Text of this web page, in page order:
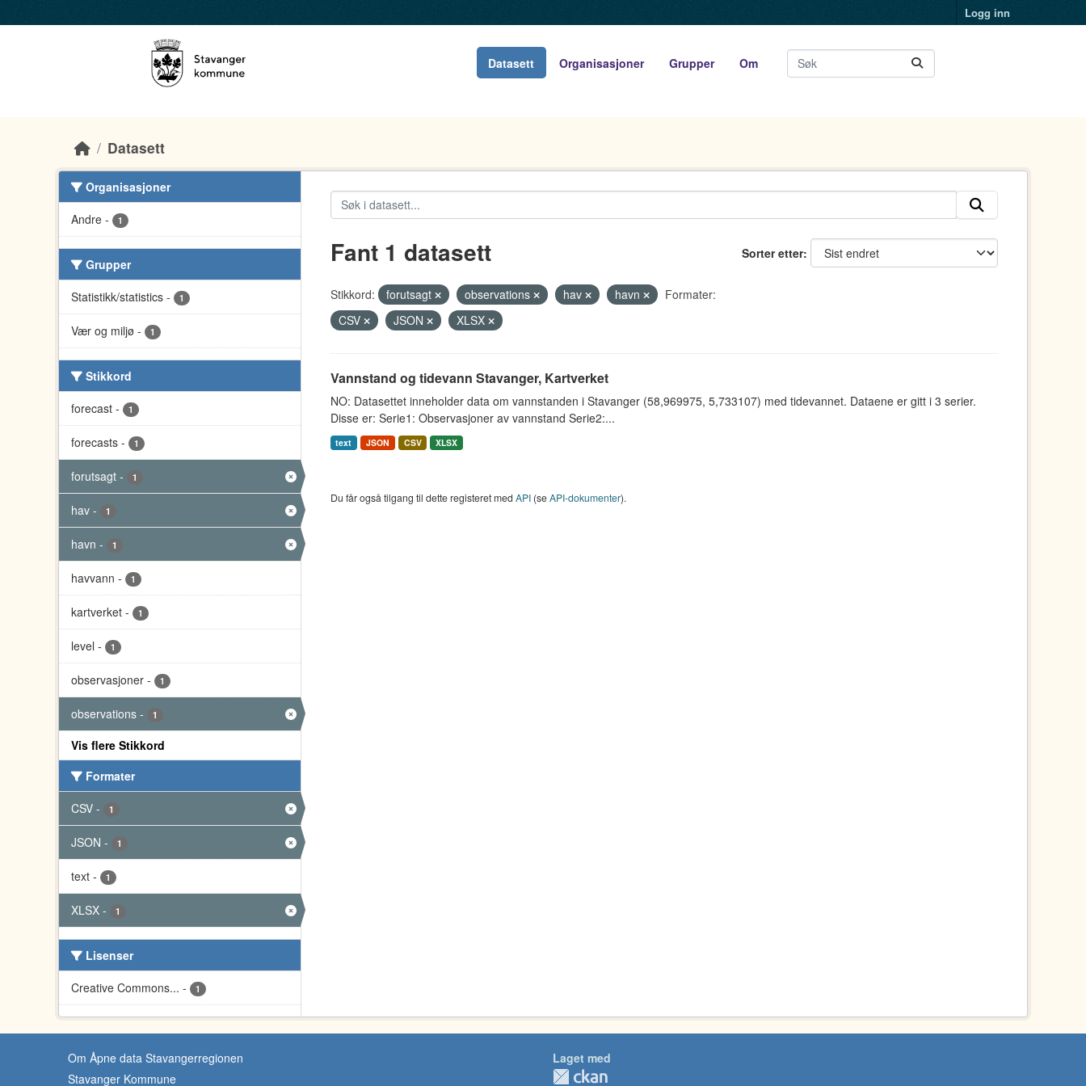
Logg inn
Datasett Organisasjoner Grupper Om
Datasett
Organisasjoner
Andre - 1
Grupper
Statistikk/statistics - 1
Vær og miljø - 1
Stikkord
forecast - 1
forecasts - 1
forutsagt - 1
hav - 1
havn - 1
havvann - 1
kartverket - 1
level - 1
observasjoner - 1
observations - 1
Vis flere Stikkord
Formater
CSV - 1
JSON - 1
text - 1
XLSX - 1
Lisenser
Creative Commons... - 1
Sorter etter
Fant 1 datasett
Stikkord: forutsagt observations hav havn
Formater:
CSV
JSON XLSX
Vannstand og tidevann Stavanger, Kartverket
NO: Datasettet inneholder data om vannstanden i Stavanger (58,969975, 5,733107) med tidevannet. Dataene er gitt i 3 serier.
Disse er: Serie1: Observasjoner av vannstand Serie2:...
text JSON CSV XLSX
Du får også tilgang til dette registeret med API(seAPI-dokumenter).
Om Åpne data Stavangerregionen
Stavanger Kommune
Laget med